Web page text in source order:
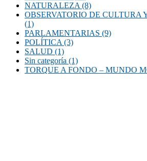
NATURALEZA (8)
OBSERVATORIO DE CULTURA
(1)
PARLAMENTARIAS (9)
POLÍTICA (3)
SALUD (1)
Sin categoría (1)
TORQUE A FONDO – MUNDO